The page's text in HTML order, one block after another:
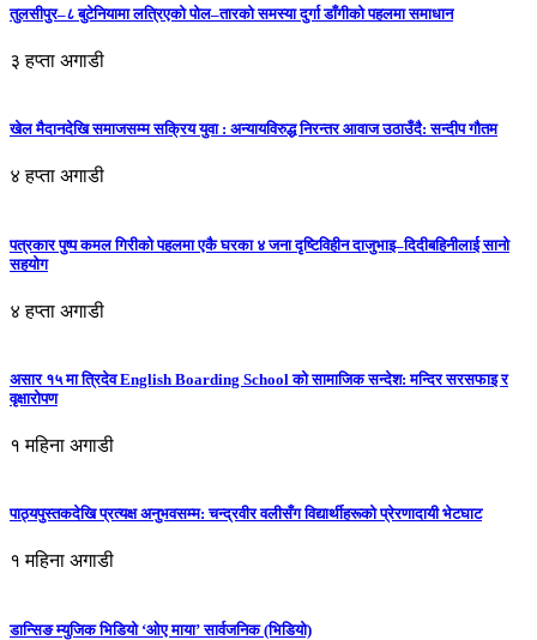
तुलसीपुर–८ बुटेनियामा लत्रिएको पोल–तारको समस्या दुर्गा डाँगीको पहलमा समाधान
३ हप्ता अगाडी
खेल मैदानदेखि समाजसम्म सक्रिय युवा : अन्यायविरुद्ध निरन्तर आवाज उठाउँदै: सन्दीप गौतम
४ हप्ता अगाडी
पत्रकार पुष्प कमल गिरीको पहलमा एकै घरका ४ जना दृष्टिविहीन दाजुभाइ–दिदीबहिनीलाई सानो
सहयोग
४ हप्ता अगाडी
असार १५ मा त्रिदेव English Boarding School को सामाजिक सन्देश: मन्दिर सरसफाइ र
वृक्षारोपण
१ महिना अगाडी
पाठ्यपुस्तकदेखि प्रत्यक्ष अनुभवसम्म: चन्द्रवीर वलीसँग विद्यार्थीहरूको प्रेरणादायी भेटघाट
१ महिना अगाडी
डान्सिङ म्युजिक भिडियो ‘ओए माया’ सार्वजनिक (भिडियो)